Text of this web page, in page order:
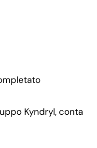
Kyndryl, conta